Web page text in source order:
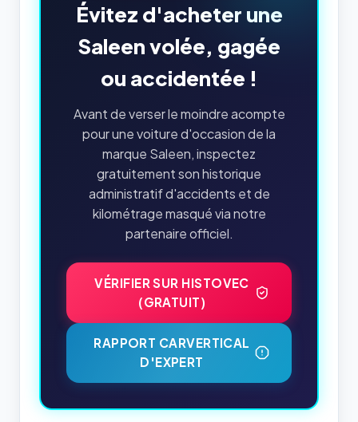
Évitez d'acheter une
Saleen volée, gagée
ou accidentée !
Avant de verser le moindre acompte
pour une voiture d'occasion de la
marque Saleen, inspectez
gratuitement son historique
administratif d'accidents et de
kilométrage masqué via notre
partenaire officiel.
VÉRIFIER SUR HISTOVEC
(GRATUIT)
RAPPORT CARVERTICAL
D'EXPERT